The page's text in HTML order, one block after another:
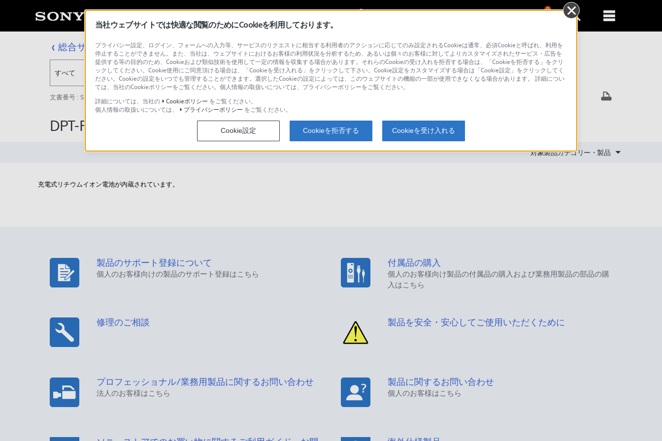
0
総合サポート・お問い合わせ
すべて 検索
文書番号 : SH000158735 / 最終更新日 : 2025/03/11
DPT-RP1、DPT-CP1用のスタイラスペンには、電池が必要ですか？
対象製品カテゴリー・製品
充電式リチウムイオン電池が内蔵されています。
製品のサポート登録について
個人のお客様向けの製品のサポート登録はこちら
付属品の購入
個人のお客様向け製品の付属品の購入および業務用製品の部品の購
入はこちら
修理のご相談 製品を安全・安心してご使用いただくために
プロフェッショナル/業務用製品に関するお問い合わせ
法人のお客様はこちら
製品に関するお問い合わせ
個人のお客様はこちら
当社ウェブサイトでは快適な閲覧のためにCookieを利用しております。
プライバシー設定、ログイン、フォームへの入力等、サービスのリクエストに相当する利用者のアクションに応じてのみ設定されるCookieは通常、必須Cookieと呼ばれ、利用を
停止することができません。また、当社は、ウェブサイトにおけるお客様の利用状況を分析するため、あるいは個々のお客様に対してよりカスタマイズされたサービス・広告を
提供する等の目的のため、Cookieおよび類似技術を使用して一定の情報を収集する場合があります。それらのCookieの受け入れを拒否する場合は、「Cookieを拒否する」をクリ
ックしてください。Cookie使用にご同意頂ける場合は、「Cookieを受け入れる」をクリックして下さい。Cookie設定をカスタマイズする場合は「Cookie設定」をクリックしてく
ださい。Cookieの設定をいつでも管理することができます。選択したCookieの設定によっては、このウェブサイトの機能の一部が使用できなくなる場合があります。 詳細につい
ては、当社のCookieポリシーをご覧ください。個人情報の取扱いについては、プライバシーポリシーをご覧ください。
詳細については、当社の
Cookieポリシー をご覧ください。
個人情報の取扱いについては、
プライバシーポリシー をご覧ください。
Cookie設定 Cookieを拒否する Cookieを受け入れる